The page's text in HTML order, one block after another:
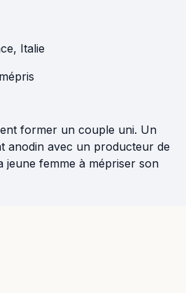
, Italie
former un couple uni. Un
anodin avec un producteur de
jeune femme à mépriser son